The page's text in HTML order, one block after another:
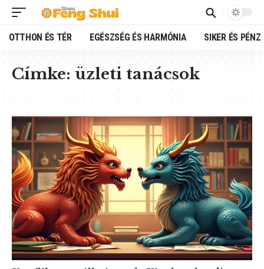
OTTHON ÉS TÉR EGÉSZSÉG ÉS HARMÓNIA SIKER ÉS PÉNZ
Címke:üzleti tanácsok